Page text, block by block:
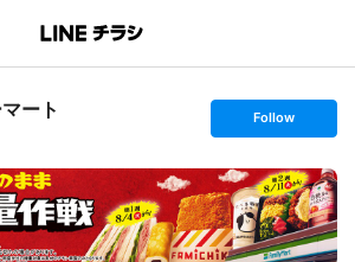
ート s
t
o
l
l
o
w
Follow